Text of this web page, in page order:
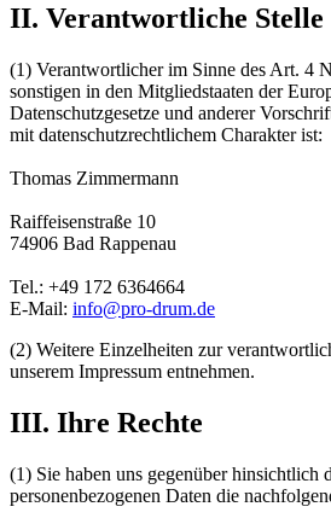
II. Verantwortliche Stelle
(1) Verantwortlicher im Sinne des Art. 4
sonstigen in den Mitgliedstaaten der
Datenschutzgesetze und anderer
mit datenschutzrechtlichem Charakter ist:
Thomas Zimmermann
Raiffeisenstraße 10
74906 Bad Rappenau
Tel.: +49 172 6364664
E-Mail: info@pro-drum.de
(2) Weitere Einzelheiten zur
unserem Impressum entnehmen.
III. Ihre Rechte
(1) Sie haben uns gegenüber hinsichtlich
personenbezogenen Daten die